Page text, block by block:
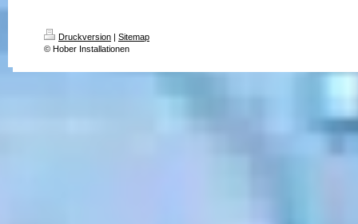
Druckversion | Sitemap
© Hober Installationen